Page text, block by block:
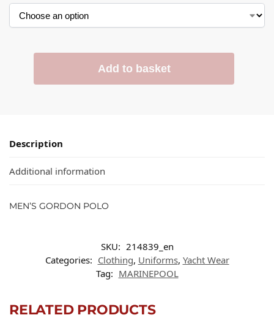
Add to basket
Description
Additional information
MEN’S GORDON POLO
SKU: 214839_en
Categories: Clothing, Uniforms, Yacht Wear
Tag: MARINEPOOL
RELATED PRODUCTS